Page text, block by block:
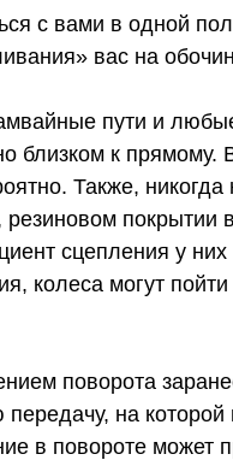
с вами в одной
вас на
пути и
близком к прямому.
Также, никогда
покрытии
сцепления у
колеса могут
поворота
передачу, на
в повороте может